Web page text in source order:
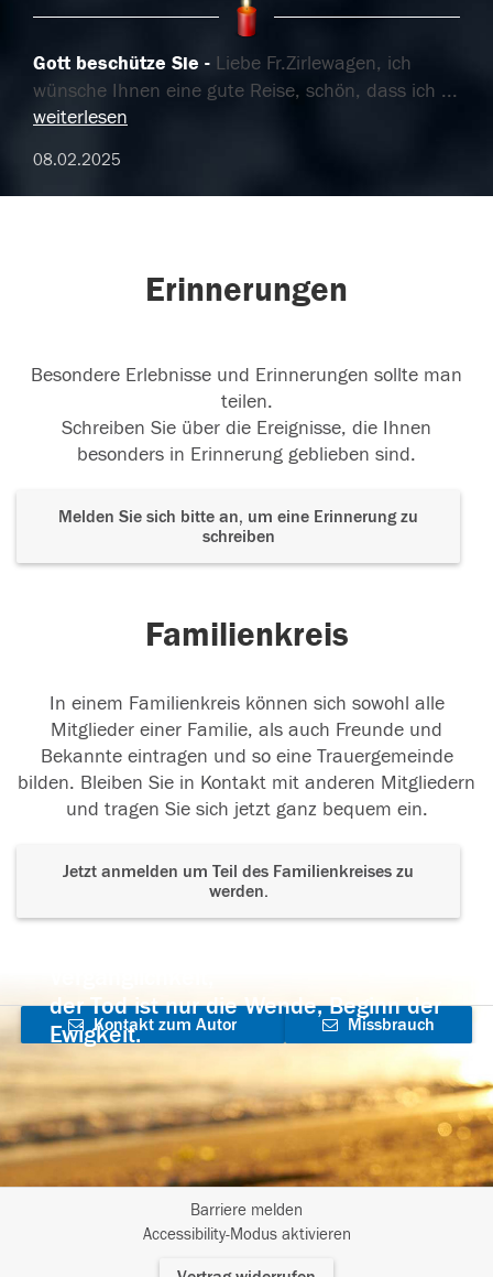
Gott beschütze Sie
Liebe Fr.Zirlewagen, ich
wünsche Ihnen eine gute Reise, schön, dass ich ...
weiterlesen
08.02.2025
Erinnerungen
Besondere Erlebnisse und Erinnerungen sollte man
teilen.
Schreiben Sie über die Ereignisse, die Ihnen
besonders in Erinnerung geblieben sind.
Melden Sie sich bitte an, um eine Erinnerung zu
schreiben
Familienkreis
In einem Familienkreis können sich sowohl alle
Mitglieder einer Familie, als auch Freunde und
Bekannte eintragen und so eine Trauergemeinde
bilden. Bleiben Sie in Kontakt mit anderen Mitgliedern
und tragen Sie sich jetzt ganz bequem ein.
Jetzt anmelden um Teil des Familienkreises zu
werden.
der Tod ist nur die Wende, Beginn der
Ewigkeit.
Kontakt zum Autor
aufnehmen
Missbrauch
Barriere melden
Accessibility-Modus aktivieren